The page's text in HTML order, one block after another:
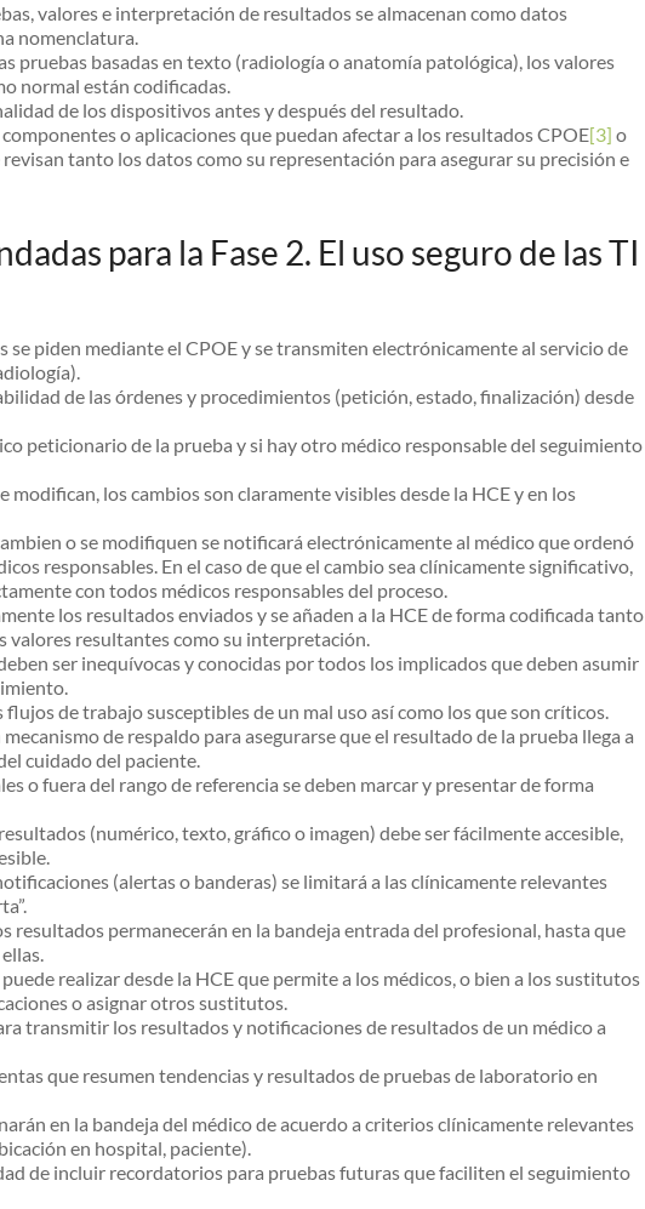
valores e interpretación de resultados se almacenan como datos
nomenclatura.
pruebas basadas en texto (radiología o anatomía patológica), los valores
normal están codificadas.
de los dispositivos antes y después del resultado.
o aplicaciones que puedan afectar a los resultados CPOE[3] o
tanto los datos como su representación para asegurar su precisión e
para la Fase 2. El uso seguro de las TI
se piden mediante el CPOE y se transmiten electrónicamente al servicio de
de las órdenes y procedimientos (petición, estado, finalización) desde
peticionario de la prueba y si hay otro médico responsable del seguimiento
modifican, los cambios son claramente visibles desde la HCE y en los
o se modifiquen se notificará electrónicamente al médico que ordenó
responsables. En el caso de que el cambio sea clínicamente significativo,
con todos médicos responsables del proceso.
los resultados enviados y se añaden a la HCE de forma codificada tanto
valores resultantes como su interpretación.
ser inequívocas y conocidas por todos los implicados que deben asumir
flujos de trabajo susceptibles de un mal uso así como los que son críticos.
de respaldo para asegurarse que el resultado de la prueba llega a
cuidado del paciente.
o fuera del rango de referencia se deben marcar y presentar de forma
(numérico, texto, gráfico o imagen) debe ser fácilmente accesible,
(alertas o banderas) se limitará a las clínicamente relevantes
resultados permanecerán en la bandeja entrada del profesional, hasta que
realizar desde la HCE que permite a los médicos, o bien a los sustitutos
o asignar otros sustitutos.
transmitir los resultados y notificaciones de resultados de un médico a
que resumen tendencias y resultados de pruebas de laboratorio en
en la bandeja del médico de acuerdo a criterios clínicamente relevantes
en hospital, paciente).
de incluir recordatorios para pruebas futuras que faciliten el seguimiento